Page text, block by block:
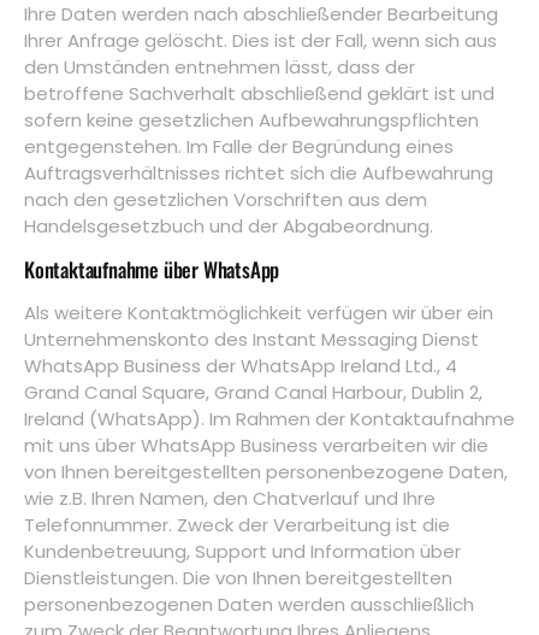
Ihre Daten werden nach abschließender Bearbeitung
Ihrer Anfrage gelöscht. Dies ist der Fall, wenn sich aus
den Umständen entnehmen lässt, dass der
betroffene Sachverhalt abschließend geklärt ist und
sofern keine gesetzlichen Aufbewahrungspflichten
entgegenstehen. Im Falle der Begründung eines
Auftragsverhältnisses richtet sich die Aufbewahrung
nach den gesetzlichen Vorschriften aus dem
Handelsgesetzbuch und der Abgabeordnung.
Kontaktaufnahme über WhatsApp
Als weitere Kontaktmöglichkeit verfügen wir über ein
Unternehmenskonto des Instant Messaging Dienst
WhatsApp Business der WhatsApp Ireland Ltd., 4
Grand Canal Square, Grand Canal Harbour, Dublin 2,
Ireland (WhatsApp). Im Rahmen der Kontaktaufnahme
mit uns über WhatsApp Business verarbeiten wir die
von Ihnen bereitgestellten personenbezogene Daten,
wie z.B. Ihren Namen, den Chatverlauf und Ihre
Telefonnummer. Zweck der Verarbeitung ist die
Kundenbetreuung, Support und Information über
Dienstleistungen. Die von Ihnen bereitgestellten
personenbezogenen Daten werden ausschließlich